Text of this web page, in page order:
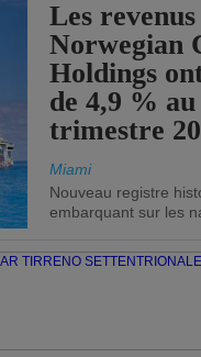
Les
Norwegian
Holdings
de 4,9 %
trimestre
Miami
Nouveau registre
embarquant sur les